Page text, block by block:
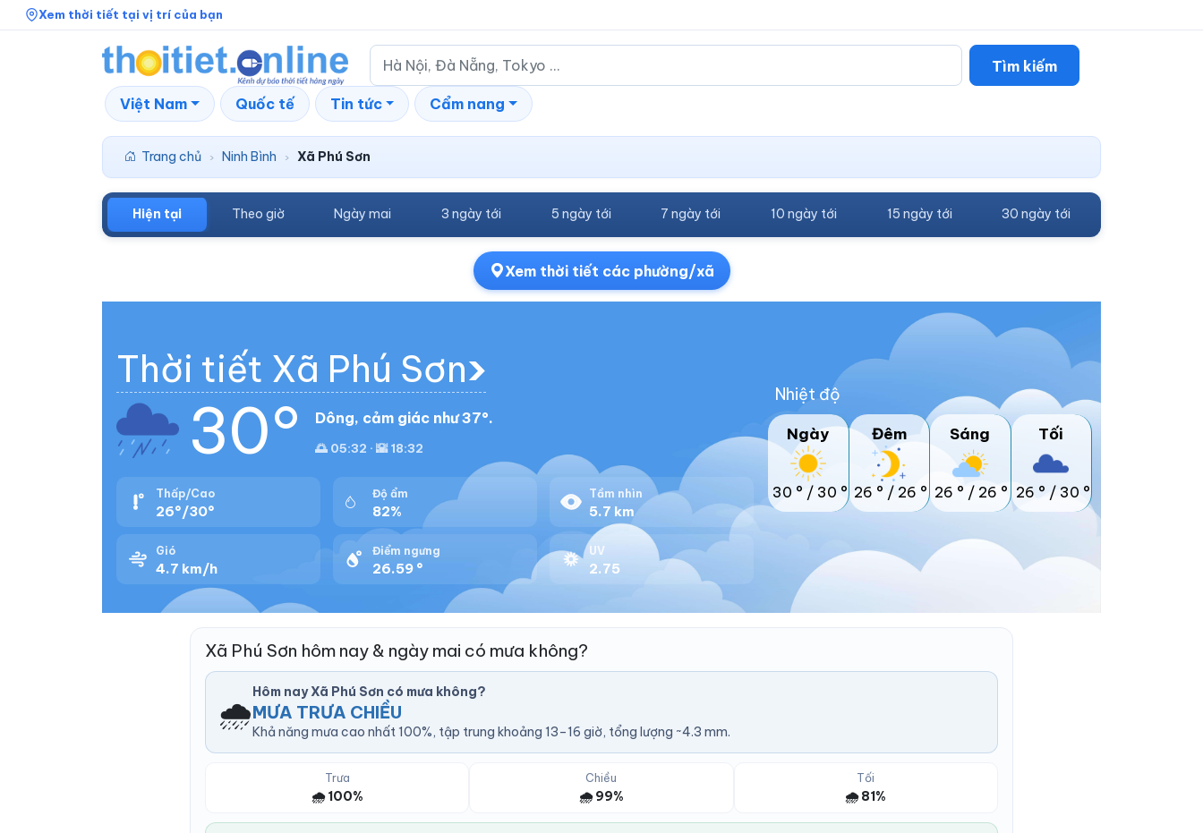
Xem thời tiết tại vị trí của bạn
Tìm kiếm
Việt Nam Quốc tế Tin tức Cẩm nang
Trang chủ › Ninh Bình › Xã Phú Sơn
Hiện tại Theo giờ Ngày mai 3 ngày tới 5 ngày tới 7 ngày tới 10 ngày tới 15 ngày tới 30 ngày tới
Xem thời tiết các phường/xã
Thời tiết Xã Phú Sơn
30° Dông, cảm giác như 37°.
🌅 05:32 · 🌇 18:32
Thấp/Cao
26°/30°
Độ ẩm
82%
Tầm nhìn
5.7 km
Gió
4.7 km/h
Điểm ngưng
26.59 °
UV
2.75
Nhiệt độ
Ngày
30 ° / 30 °
Đêm
26 ° / 26 °
Sáng
26 ° / 26 °
Tối
26 ° / 30 °
Xã Phú Sơn hôm nay & ngày mai có mưa không?
🌧️
Hôm nay Xã Phú Sơn có mưa không?
MƯA TRƯA CHIỀU
Khả năng mưa cao nhất 100%, tập trung khoảng 13–16 giờ, tổng lượng ~4.3 mm.
Trưa
🌧️ 100%
Chiều
🌧️ 99%
Tối
🌧️ 81%